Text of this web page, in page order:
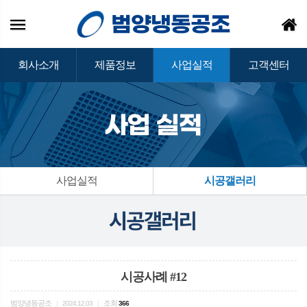
회사소개 제품정보 사업실적 고객센터
사업실적 시공갤러리
시공사례 #12
범양냉동공조 2024.12.03 조회 366